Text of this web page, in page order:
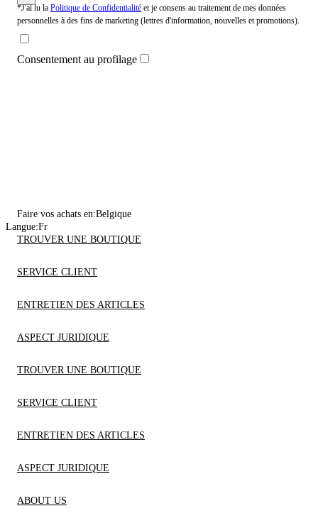
*J'ai lu la Politique de Confidentialité et je consens au traitement de mes données
personnelles à des fins de marketing (lettres d'information, nouvelles et promotions).
Consentement au profilage
Faire vos achats en:Belgique
Langue:Fr
TROUVER UNE BOUTIQUE
SERVICE CLIENT
ENTRETIEN DES ARTICLES
ASPECT JURIDIQUE
TROUVER UNE BOUTIQUE
SERVICE CLIENT
ENTRETIEN DES ARTICLES
ASPECT JURIDIQUE
ABOUT US